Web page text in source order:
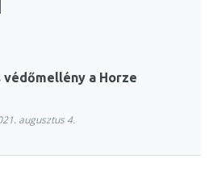
a Horze
augusztus 4.